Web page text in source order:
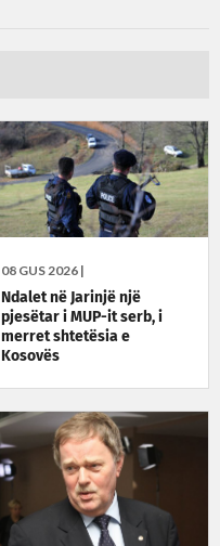
08 GUS 2026 |
Ndalet në Jarinjë një
pjesëtar i MUP-it serb, i
merret shtetësia e
Kosovës